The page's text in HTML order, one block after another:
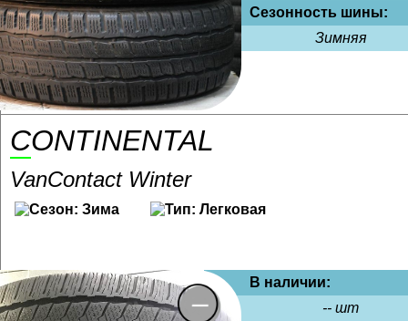
Сезонность шины:
Зимняя
CONTINENTAL
VanContact Winter
В наличии:
-- шт